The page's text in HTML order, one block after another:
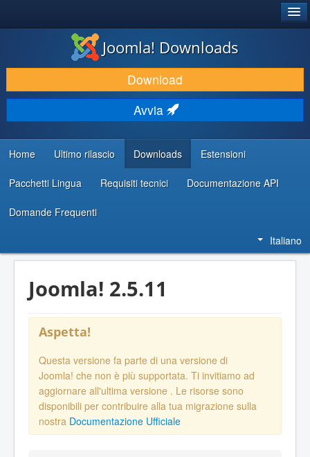
SCARICA & ESTENDI
SCOPRI & IMPARA
COMUNITÀ & SUPPORTO
RISORSE PER SVILUPPATORI
Joomla! Downloads
Download
Avvia
Home Ultimo rilascio Downloads Estensioni
Pacchetti Lingua Requisiti tecnici Documentazione API
Domande Frequenti
Italiano
Joomla! 2.5.11
Aspetta!
Questa versione fa parte di una versione di
Joomla! che non è più supportata. Ti invitiamo ad
aggiornare all'ultima versione . Le risorse sono
disponibili per contribuire alla tua migrazione sulla
nostra Documentazione Ufficiale